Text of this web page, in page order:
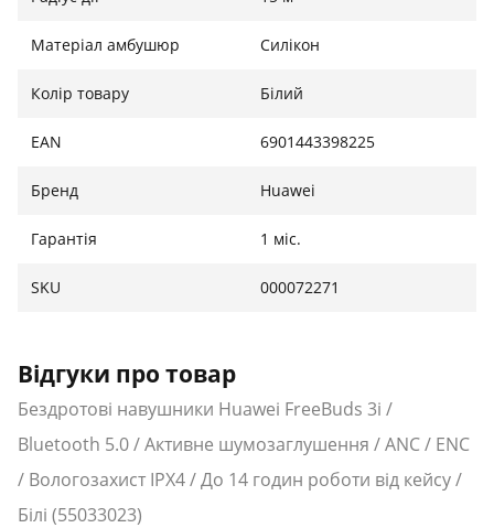
синхронізуються з кожним вашим рухом.
Заповніть ваш день музикою.
в режимі відтворення аудіо. Зарядний чохол
дозволить вам насолоджуватися музикою весь день.
Матеріал амбушюр Силікон
Колір товару Білий
EAN 6901443398225
Бренд Huawei
Гарантія 1 міс.
SKU 000072271
Відгуки про товар
Бездротові навушники Huawei FreeBuds 3i /
Bluetooth 5.0 / Активне шумозаглушення / ANC / ENC
/ Вологозахист IPX4 / До 14 годин роботи від кейсу /
Білі (55033023)